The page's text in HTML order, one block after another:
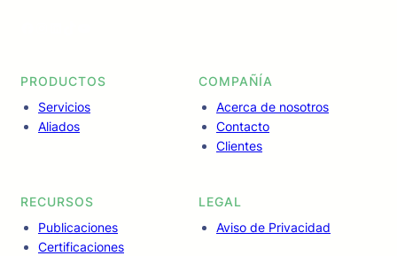
PRODUCTOS
Servicios
Aliados
COMPAÑÍA
Acerca de nosotros
Contacto
Clientes
RECURSOS
Publicaciones
Certificaciones
LEGAL
Aviso de Privacidad